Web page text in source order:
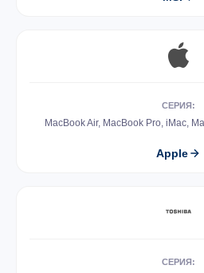
СЕРИЯ:
MacBook Air, MacBook Pro, iMac,
Apple
СЕРИЯ: